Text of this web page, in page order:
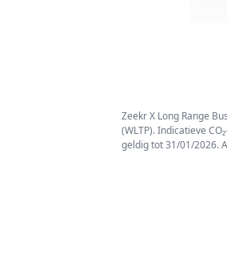
Zeekr X Long Range
(WLTP). Indicatieve
geldig tot 31/01/2026.